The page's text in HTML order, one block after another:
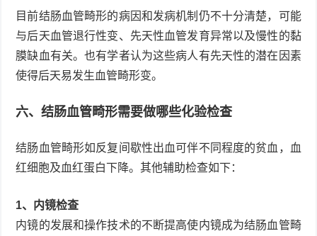
目前结肠血管畸形的病因和发病机制仍不十分清楚，可能
与后天血管退行性变、先天性血管发育异常以及慢性的黏
膜缺血有关。也有学者认为这些病人有先天性的潜在因素
使得后天易发生血管畸形变。
六、结肠血管畸形需要做哪些化验检查
结肠血管畸形如反复间歇性出血可伴不同程度的贫血，血
红细胞及血红蛋白下降。其他辅助检查如下：
1、内镜检查
内镜的发展和操作技术的不断提高使内镜成为结肠血管畸